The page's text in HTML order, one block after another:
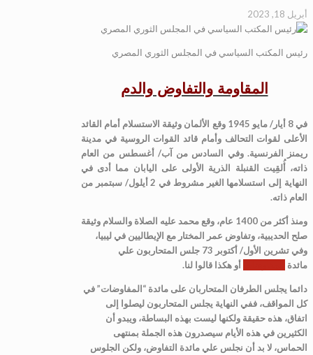
أبريل 18, 2023
رئيس المكتب السياسي في المجلس الثوري المصري
المقاومة والتفاوض والدم
في 8 أيار/ مايو 1945 وقع الألمان وثيقة الاستسلام أمام القائد
الأعلى لقوات التحالف وأمام قائد القوات الروسية في مدينة
ريمنز الفرنسية. وفي السادس من آب/ أغسطس من العام
ذاته، أُلقِيت القنبلة الذرية الأولى على اليابان مما أدى في
النهاية إلى استسلامها الغير مشروط في 2 أيلول/ سبتمبر من
العام ذاته.
ومنذ أكثر من 1400 عام، وقع محمد عليه الصلاة والسلام وثيقة
صلح الحديبية، وتفاوض عمر المختار مع الإيطاليين في ليبيا،
وفي تشرين الأول/ أكتوبر 73 جلس المتحاربون علي
مائدة
أو هكذا قالوا لنا.
دائما يجلس الطرفان المتحاربان على مائدة “المفاوضات” في
كل المواقف، ففي النهاية يجلس المتحاربون ليصلوا إلى
اتفاق، هذه حقيقة ولكنها ليست بهذه البساطة، ويبدو أن
الكثيرين في هذه الأيام سيصدرون هذه الجملة بمنتهى
الحماس، لا بد أن نجلس علي مائدة التفاوض، ولكن الجلوس